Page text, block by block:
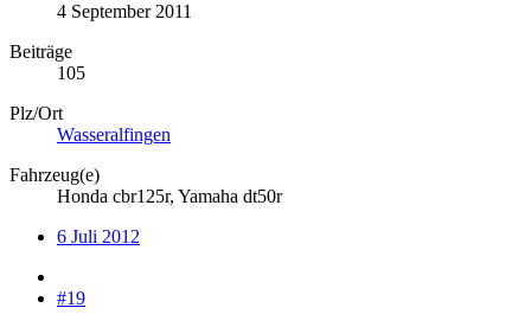
4 September 2011
Beiträge
105
Plz/Ort
Wasseralfingen
Fahrzeug(e)
Honda cbr125r, Yamaha dt50r
6 Juli 2012
#19